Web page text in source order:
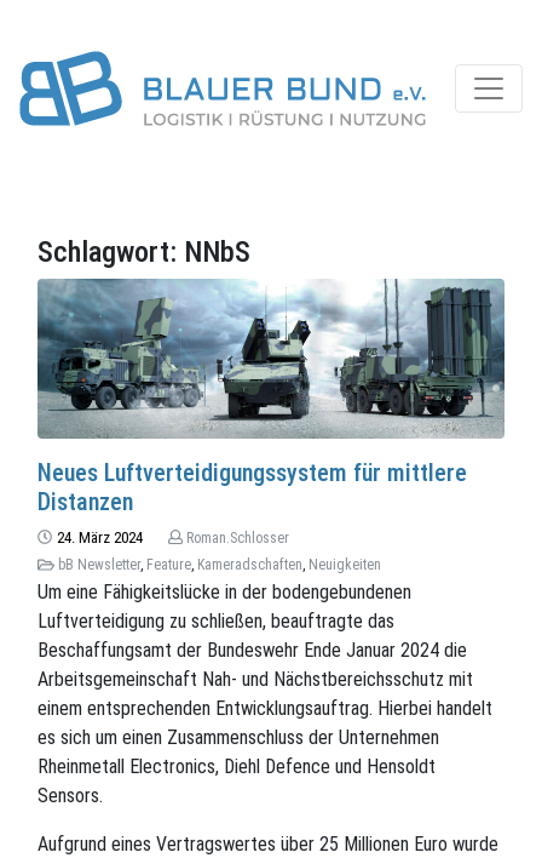
Schlagwort: NNbS
Neues Luftverteidigungssystem für mittlere
Distanzen
24. März 2024
Roman.Schlosser
bB Newsletter, Feature, Kameradschaften, Neuigkeiten
Um eine Fähigkeitslücke in der bodengebundenen
Luftverteidigung zu schließen, beauftragte das
Beschaffungsamt der Bundeswehr Ende Januar 2024 die
Arbeitsgemeinschaft Nah- und Nächstbereichsschutz mit
einem entsprechenden Entwicklungsauftrag. Hierbei handelt
es sich um einen Zusammenschluss der Unternehmen
Rheinmetall Electronics, Diehl Defence und Hensoldt
Sensors.
Aufgrund eines Vertragswertes über 25 Millionen Euro wurde